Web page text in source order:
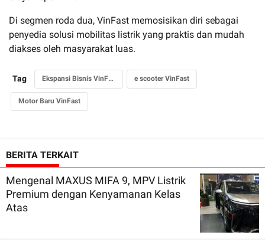
Di segmen roda dua, VinFast memosisikan diri sebagai
penyedia solusi mobilitas listrik yang praktis dan mudah
diakses oleh masyarakat luas.
Tag Ekspansi Bisnis VinFast e scooter VinFast
Motor Baru VinFast
BERITA TERKAIT
Mengenal MAXUS MIFA 9, MPV Listrik
Premium dengan Kenyamanan Kelas
Atas